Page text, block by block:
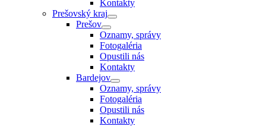
Kontakty
Prešovský kraj
Prešov
Oznamy, správy
Fotogaléria
Opustili nás
Kontakty
Bardejov
Oznamy, správy
Fotogaléria
Opustili nás
Kontakty